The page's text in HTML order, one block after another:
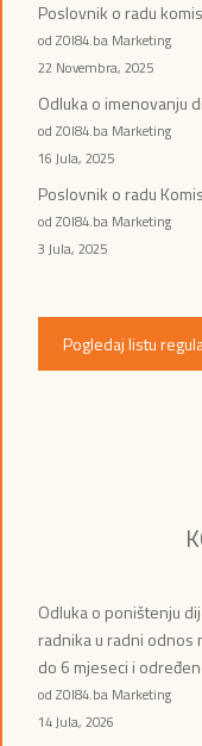
Poslovnik o radu
od ZOI84.ba Marketing
22 Novembra, 2025
Odluka o imenovanju
od ZOI84.ba Marketing
16 Jula, 2025
Poslovnik o radu
od ZOI84.ba Marketing
3 Jula, 2025
Pogledaj listu
Odluka o poništenju
radnika u radni
do 6 mjeseci i
od ZOI84.ba Marketing
14 Jula, 2026